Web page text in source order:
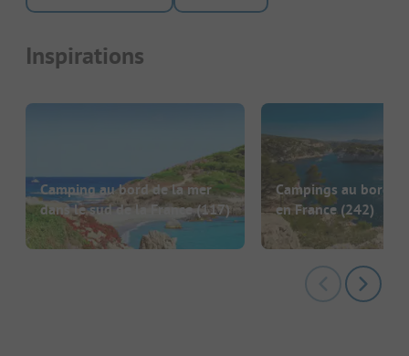
Inspirations
Camping au bord de la mer
dans le sud de la France(117)
Campings au bord
en France (242)